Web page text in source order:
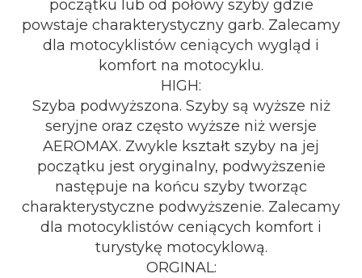
początku lub od połowy szyby gdzie
powstaje charakterystyczny garb. Zalecamy
dla motocyklistów ceniących wygląd i
komfort na motocyklu.
HIGH:
Szyba podwyższona. Szyby są wyższe niż
seryjne oraz często wyższe niż wersje
AEROMAX. Zwykle kształt szyby na jej
początku jest oryginalny, podwyższenie
następuje na końcu szyby tworząc
charakterystyczne podwyższenie. Zalecamy
dla motocyklistów ceniących komfort i
turystykę motocyklową.
ORGINAL: